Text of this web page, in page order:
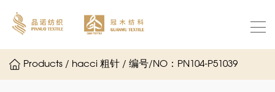
Products / hacci 粗针 / 编号/NO：PN104-P51039